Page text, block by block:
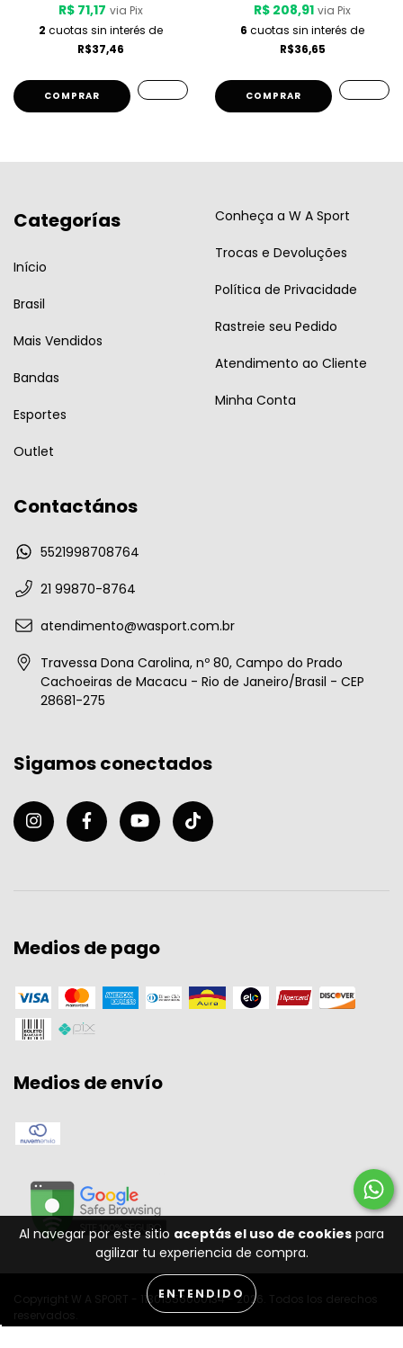
Al navegar por este sitio aceptás el uso de cookies para
agilizar tu experiencia de compra.
ENTENDIDO
R$ 71,17 via Pix
2 cuotas sin interés de
R$37,46
COMPRAR
R$ 208,91 via Pix
6 cuotas sin interés de
R$36,65
COMPRAR
Categorías
Início
Brasil
Mais Vendidos
Bandas
Esportes
Outlet
Conheça a W A Sport
Trocas e Devoluções
Política de Privacidade
Rastreie seu Pedido
Atendimento ao Cliente
Minha Conta
Contactános
5521998708764
21 99870-8764
atendimento@wasport.com.br
Travessa Dona Carolina, nº 80, Campo do Prado
Cachoeiras de Macacu - Rio de Janeiro/Brasil - CEP
28681-275
Sigamos conectados
Medios de pago
Medios de envío
Copyright W A SPORT - 11301556000134 - 2026. Todos los derechos
reservados.